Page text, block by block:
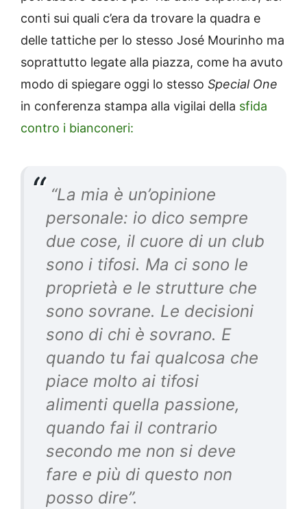
conti sui quali c’era da trovare la quadra e
delle tattiche per lo stesso José Mourinho ma
soprattutto legate alla piazza, come ha avuto
modo di spiegare oggi lo stesso Special One
in conferenza stampa alla vigilai della sfida
contro i bianconeri:
“La mia è un’opinione
personale: io dico sempre
due cose, il cuore di un club
sono i tifosi. Ma ci sono le
proprietà e le strutture che
sono sovrane. Le decisioni
sono di chi è sovrano. E
quando tu fai qualcosa che
piace molto ai tifosi
alimenti quella passione,
quando fai il contrario
secondo me non si deve
fare e più di questo non
posso dire”.